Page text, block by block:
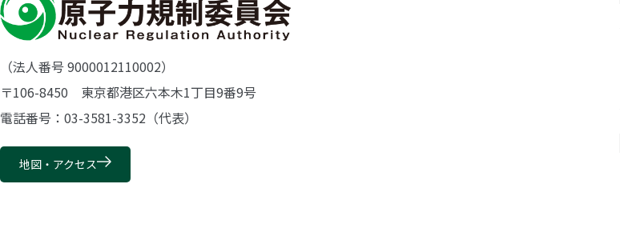
（法人番号 9000012110002）
〒106-8450 東京都港区六本木1丁目9番9号
電話番号：03-3581-3352（代表）
地図・アクセス